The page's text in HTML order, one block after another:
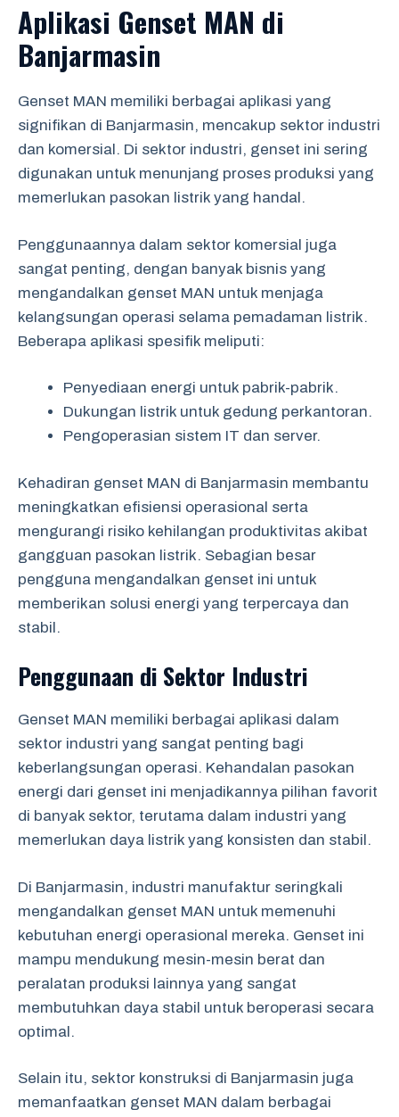
Aplikasi Genset MAN di
Banjarmasin
Genset MAN memiliki berbagai aplikasi yang
signifikan di Banjarmasin, mencakup sektor industri
dan komersial. Di sektor industri, genset ini sering
digunakan untuk menunjang proses produksi yang
memerlukan pasokan listrik yang handal.
Penggunaannya dalam sektor komersial juga
sangat penting, dengan banyak bisnis yang
mengandalkan genset MAN untuk menjaga
kelangsungan operasi selama pemadaman listrik.
Beberapa aplikasi spesifik meliputi:
Penyediaan energi untuk pabrik-pabrik.
Dukungan listrik untuk gedung perkantoran.
Pengoperasian sistem IT dan server.
Kehadiran genset MAN di Banjarmasin membantu
meningkatkan efisiensi operasional serta
mengurangi risiko kehilangan produktivitas akibat
gangguan pasokan listrik. Sebagian besar
pengguna mengandalkan genset ini untuk
memberikan solusi energi yang terpercaya dan
stabil.
Penggunaan di Sektor Industri
Genset MAN memiliki berbagai aplikasi dalam
sektor industri yang sangat penting bagi
keberlangsungan operasi. Kehandalan pasokan
energi dari genset ini menjadikannya pilihan favorit
di banyak sektor, terutama dalam industri yang
memerlukan daya listrik yang konsisten dan stabil.
Di Banjarmasin, industri manufaktur seringkali
mengandalkan genset MAN untuk memenuhi
kebutuhan energi operasional mereka. Genset ini
mampu mendukung mesin-mesin berat dan
peralatan produksi lainnya yang sangat
membutuhkan daya stabil untuk beroperasi secara
optimal.
Selain itu, sektor konstruksi di Banjarmasin juga
memanfaatkan genset MAN dalam berbagai